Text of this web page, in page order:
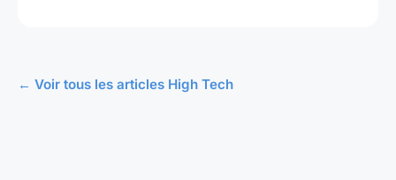
← Voir tous les articles High Tech